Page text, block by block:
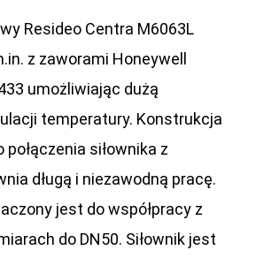
Resideo Centra M6063L
z zaworami Honeywell
umożliwiając dużą
temperatury. Konstrukcja
siłownika z
długą i niezawodną pracę.
jest do współpracy z
do DN50. Siłownik jest